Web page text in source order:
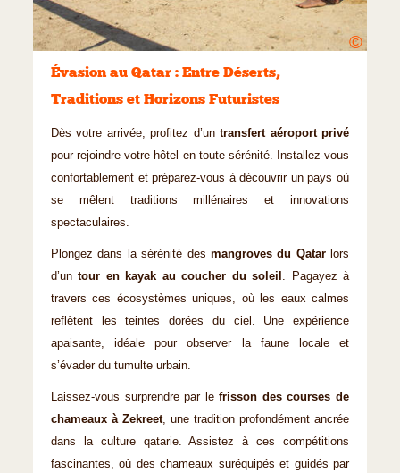
©
Évasion au Qatar : Entre Déserts,
Traditions et Horizons Futuristes
Dès votre arrivée, profitez d’untransfert aéroport privé
pour rejoindre votre hôtel en toute sérénité. Installez-vous
confortablement et préparez-vous à découvrir un pays où
se mêlent traditions millénaires et innovations
spectaculaires.
Plongez dans la sérénité des mangroves du Qatarlors
d’untour en kayak au coucher du soleil . Pagayez à
travers ces écosystèmes uniques, où les eaux calmes
reflètent les teintes dorées du ciel. Une expérience
apaisante, idéale pour observer la faune locale et
s’évader du tumulte urbain.
Laissez-vous surprendre par lefrisson des courses de
chameaux à Zekreet, une tradition profondément ancrée
dans la culture qatarie. Assistez à ces compétitions
fascinantes, où des chameaux suréquipés et guidés par